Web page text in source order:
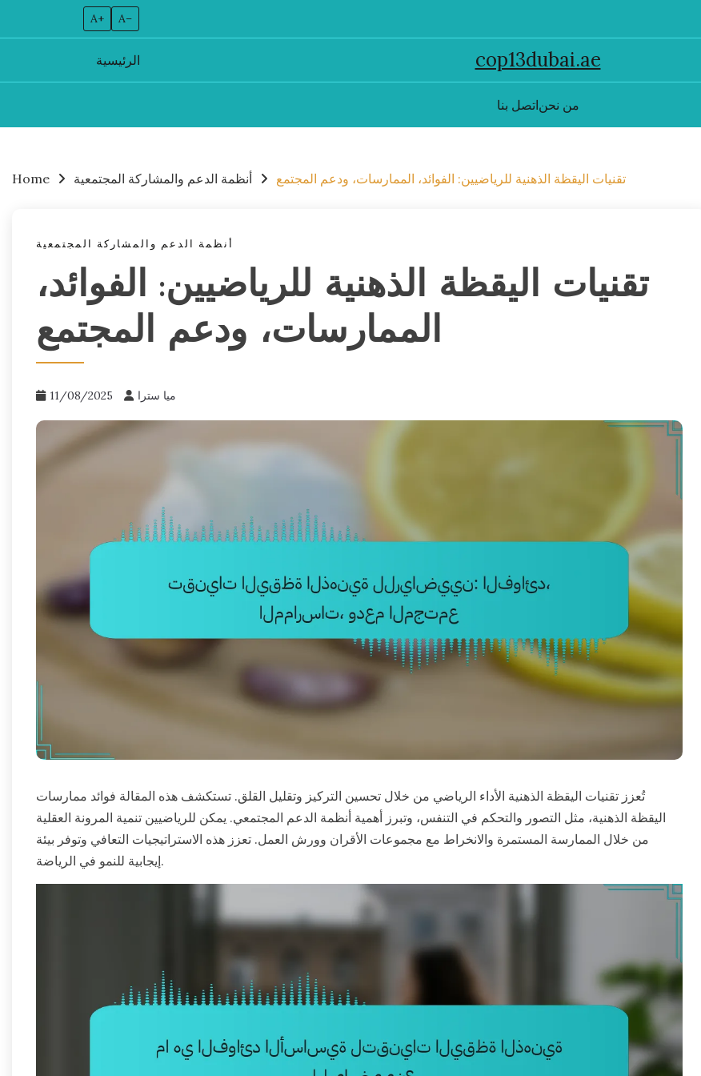
A+ A–
الرئيسية cop13dubai.ae
اتصل بنامن نحن
content
Home أنظمة الدعم والمشاركة المجتمعية تقنيات اليقظة الذهنية للرياضيين: الفوائد، الممارسات، ودعم المجتمع
أنظمة الدعم والمشاركة المجتمعية
تقنيات اليقظة الذهنية للرياضيين: الفوائد،
الممارسات، ودعم المجتمع
11/08/2025 ميا سترا
تُعزز تقنيات اليقظة الذهنية الأداء الرياضي من خلال تحسين التركيز وتقليل القلق. تستكشف هذه المقالة فوائد ممارسات
اليقظة الذهنية، مثل التصور والتحكم في التنفس، وتبرز أهمية أنظمة الدعم المجتمعي. يمكن للرياضيين تنمية المرونة العقلية
من خلال الممارسة المستمرة والانخراط مع مجموعات الأقران وورش العمل. تعزز هذه الاستراتيجيات التعافي وتوفر بيئة
إيجابية للنمو في الرياضة.